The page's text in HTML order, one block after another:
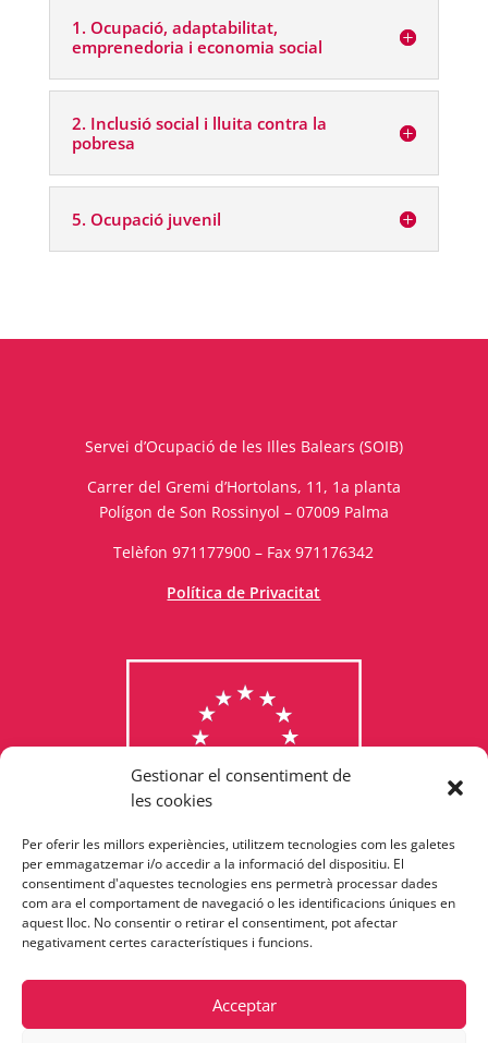
Gestionar el consentiment de
les cookies
Per oferir les millors experiències, utilitzem tecnologies com les galetes
per emmagatzemar i/o accedir a la informació del dispositiu. El
consentiment d'aquestes tecnologies ens permetrà processar dades
com ara el comportament de navegació o les identificacions úniques en
aquest lloc. No consentir o retirar el consentiment, pot afectar
negativament certes característiques i funcions.
Acceptar
1. Ocupació, adaptabilitat,
emprenedoria i economia social
2. Inclusió social i lluita contra la
pobresa
5. Ocupació juvenil
Consulta els programes
finançats per la Unió Europea
Servei d’Ocupació de les Illes Balears (SOIB)
Carrer del Gremi d’Hortolans, 11, 1a planta
Polígon de Son Rossinyol – 07009 Palma
Telèfon 971177900 – Fax 971176342
Política de Privacitat